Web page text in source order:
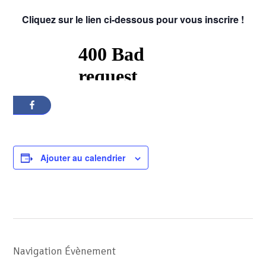
Cliquez sur le lien ci-dessous pour vous inscrire !
Ajouter au calendrier
Navigation Évènement